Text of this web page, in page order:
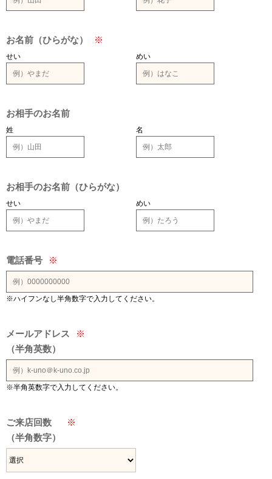
お名前（ひらがな） ※
せい めい
お相手のお名前
姓 名
お相手のお名前（ひらがな）
せい めい
電話番号 ※
※ハイフンなし半角数字で入力してください。
メールアドレス
（半角英数）
※
※半角英数字で入力してください。
ご来店回数
（半角数字）
※